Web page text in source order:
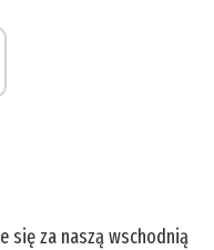
się za naszą wschodnią